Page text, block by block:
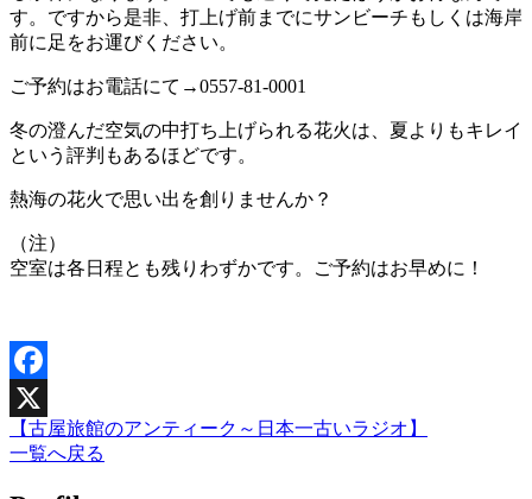
す。ですから是非、打上げ前までにサンビーチもしくは海岸
前に足をお運びください。
ご予約はお電話にて→0557-81-0001
冬の澄んだ空気の中打ち上げられる花火は、夏よりもキレイ
という評判もあるほどです。
熱海の花火で思い出を創りませんか？
（注）
空室は各日程とも残りわずかです。ご予約はお早めに！
Facebook
X【古屋旅館のアンティーク～日本一古いラジオ】
一覧へ戻る